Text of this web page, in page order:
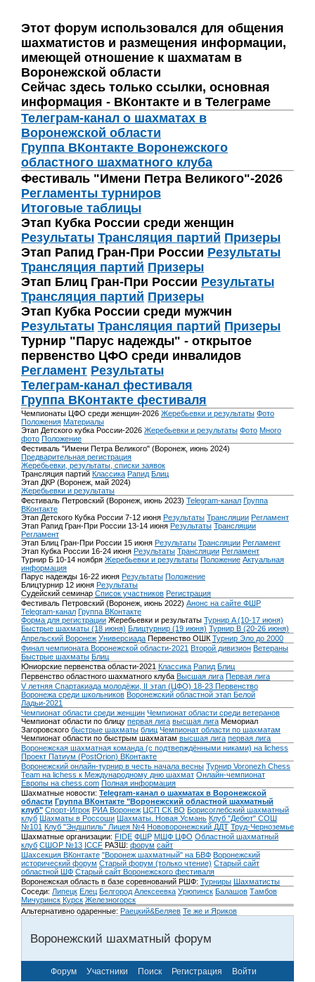
Этот форум использовался для общения
шахматистов и размещения информации,
имеющей отношение к шахматам в
Воронежской области
Сейчас здесь только ссылки, основная
информация - ВКонтакте и в Телеграме
Телеграм-канал о шахматах в
Воронежской области
Группа ВКонтакте Воронежского
областного шахматного клуба
Фестиваль "Имени Петра Великого"-2026
Регламенты турниров
Итоговые таблицы
Этап Кубка России среди женщин
Результаты Трансляция партий Призеры
Этап Рапид Гран-При России Результаты
Трансляция партий Призеры
Этап Блиц Гран-При России Результаты
Трансляция партий Призеры
Этап Кубка России среди мужчин
Результаты Трансляция партий Призеры
Турнир "Парус надежды" - открытое
первенство ЦФО среди инвалидов
Регламент Результаты
Телеграм-канал фестиваля
Группа ВКонтакте фестиваля
Чемпионаты ЦФО среди женщин-2026 Жеребьевки и результаты Фото
Положения Материалы
Этап Детского кубка России-2026 Жеребьевки и результаты Фото Много
фото Положение
Фестиваль "Имени Петра Великого" (Воронеж, июнь 2024)
Предварительная регистрация
Жеребьевки, результаты, списки заявок
Трансляция партий Классика Рапид Блиц
Этап ДКР (Воронеж, май 2024)
Жеребьевки и результаты
Фестиваль Петровский (Воронеж, июнь 2023) Telegram-канал Группа
ВКонтакте
Этап Детского Кубка России 7-12 июня Результаты Трансляции Регламент
Этап Рапид Гран-При России 13-14 июня Результаты Трансляции
Регламент
Этап Блиц Гран-При России 15 июня Результаты Трансляции Регламент
Этап Кубка России 16-24 июня Результаты Трансляции Регламент
Турнир Б 10-14 ноября Жеребьевки и результаты Положение Актуальная
информация
Парус надежды 16-22 июня Результаты Положение
Блицтурнир 12 июня Результаты
Судейский семинар Список участников Регистрация
Фестиваль Петровский (Воронеж, июнь 2022) Анонс на сайте ФШР
Telegram-канал Группа ВКонтакте
Форма для регистрации Жеребьевки и результаты Турнир A (10-17 июня)
Быстрые шахматы (18 июня) Блицтурнир (19 июня) Турнир B (20-26 июня)
Апрельский Воронеж Универсиада Первенство ОШК Турнир Эло до 2000
Финал чемпионата Воронежской области-2021 Второй дивизион Ветераны
Быстрые шахматы Блиц
Юниорские первенства области-2021 Классика Рапид Блиц
Первенство областного шахматного клуба Высшая лига Первая лига
V летняя Спартакиада молодёжи, II этап (ЦФО) 18-23 Первенство
Воронежа среди школьников Воронежский областной этап Белой
Ладьи-2021
Чемпионат области среди женщин Чемпионат области среди ветеранов
Чемпионат области по блицу первая лига высшая лига Мемориал
Загоровского быстрые шахматы блиц Чемпионат области по шахматам
Чемпионат области по быстрым шахматам высшая лига первая лига
Воронежская шахматная команда (с подтверждёнными никами) на lichess
Проект Патиум (PostOrion) ВКонтакте
Воронежский онлайн-турнир в честь начала весны Турнир Voronezh Chess
Team на lichess к Международному дню шахмат Онлайн-чемпионат
Европы на chess.com Полная информация
Шахматные новости: Telegram-канал о шахматах в Воронежской
области Группа ВКонтакте "Воронежский областной шахматный
клуб" Спорт-Игрок РИА Воронеж ЦСП СК ВО Борисоглебский шахматный
клуб Шахматы в Россоши Шахматы. Новая Усмань Клуб "Дебют" СОШ
№101 Клуб "Эндшпиль" Лицея №4 Нововоронежский ДДТ Труд-Черноземье
Шахматные организации: FIDE ФШР МШФ ЦФО Областной шахматный
клуб СШОР №13 ICCF РАЗШ: форум сайт
Шахсекция ВКонтакте "Воронеж шахматный" на БВФ Воронежский
исторический форум Cтарый форум (только чтение) Старый сайт
областной ШФ Старый сайт Воронежского фестиваля
Воронежская область в базе соревнований РШФ: Турниры Шахматисты
Соседи: Липецк Елец Белгород Алексеевка Урюпинск Балашов Тамбов
Мичуринск Курск Железногорск
Альтернативно одаренные: Раецкий&Беляев Те же и Яриков
Воронежский шахматный форум
Форум Участники Поиск Регистрация Войти